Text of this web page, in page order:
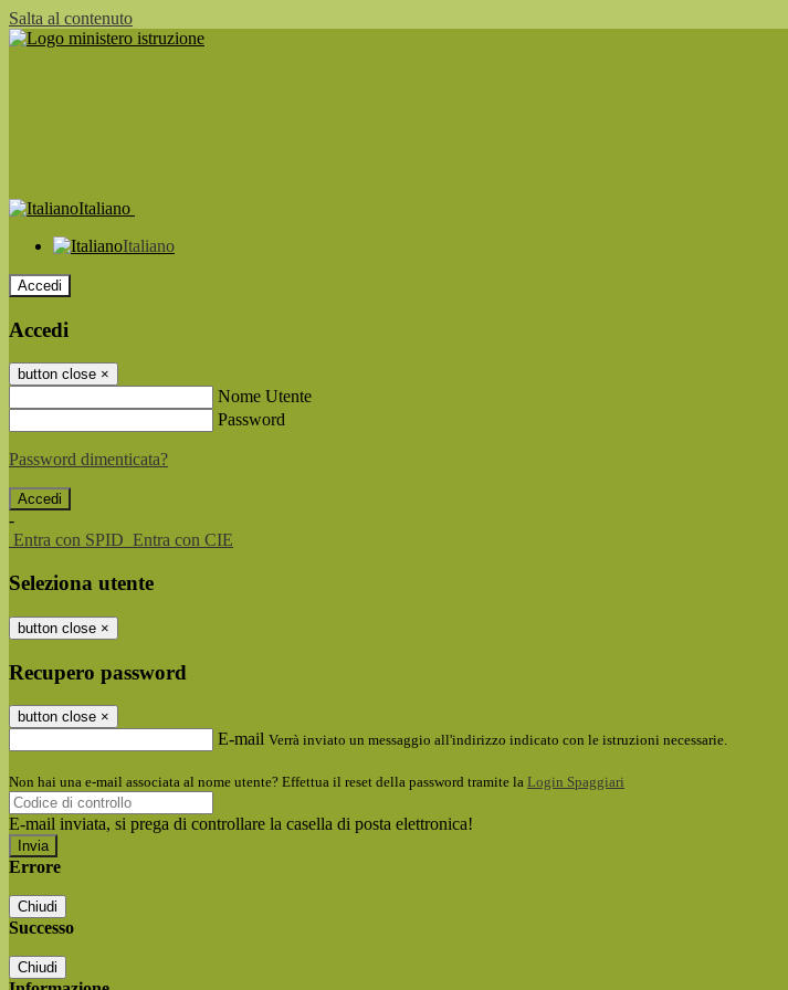
Salta al contenuto
Italiano
Italiano
Accedi
Accedi
button close ×
Nome Utente
Password
Password dimenticata?
-
Entra con SPID Entra con CIE
Seleziona utente
button close ×
Recupero password
button close ×
E-mail Verrà inviato un messaggio all'indirizzo indicato con le istruzioni necessarie.
Non hai una e-mail associata al nome utente? Effettua il reset della password tramite la Login Spaggiari
E-mail inviata, si prega di controllare la casella di posta elettronica!
Errore
Chiudi
Successo
Chiudi